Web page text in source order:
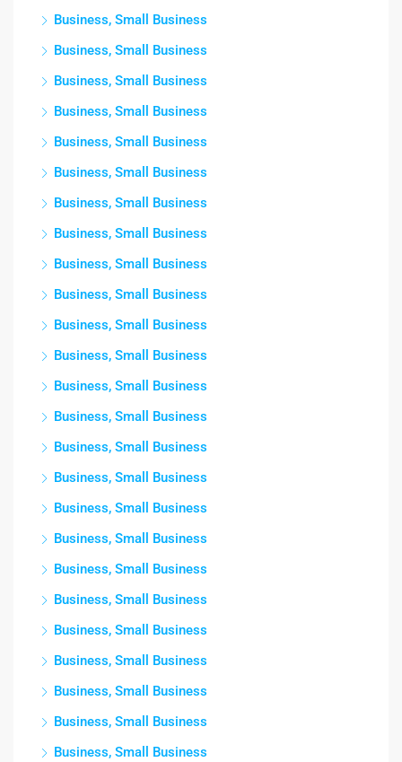
Business, Small Business
Business, Small Business
Business, Small Business
Business, Small Business
Business, Small Business
Business, Small Business
Business, Small Business
Business, Small Business
Business, Small Business
Business, Small Business
Business, Small Business
Business, Small Business
Business, Small Business
Business, Small Business
Business, Small Business
Business, Small Business
Business, Small Business
Business, Small Business
Business, Small Business
Business, Small Business
Business, Small Business
Business, Small Business
Business, Small Business
Business, Small Business
Business, Small Business